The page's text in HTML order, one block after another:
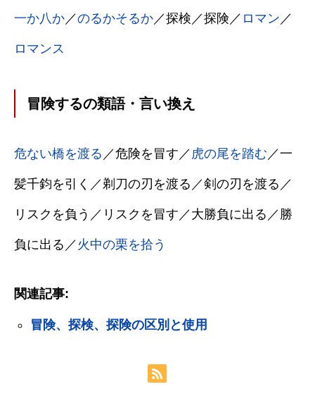
一か八か／のるかそるか／探検／探険／ ロマン ／
ロマンス
冒険するの類語・言い換え
危ない橋を渡る ／危険を冒す／ 虎の尾を踏む ／一
髪千鈞を引く／剃刀の刃を渡る／剣の刃を渡る／
リスクを負う／リスクを冒す／大勝負に出る／勝
負に出る／ 火中の栗を拾う
関連記事:
冒険、探検、探険の区別と使用